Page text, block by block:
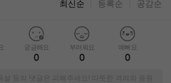
최신순 등록순 공감순
궁금해요
0
부러워요
0
예뻐요
0
등의 댓글은 피해주세요! 따뜻한 격려와 응원